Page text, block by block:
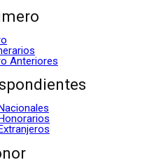
Anteriores